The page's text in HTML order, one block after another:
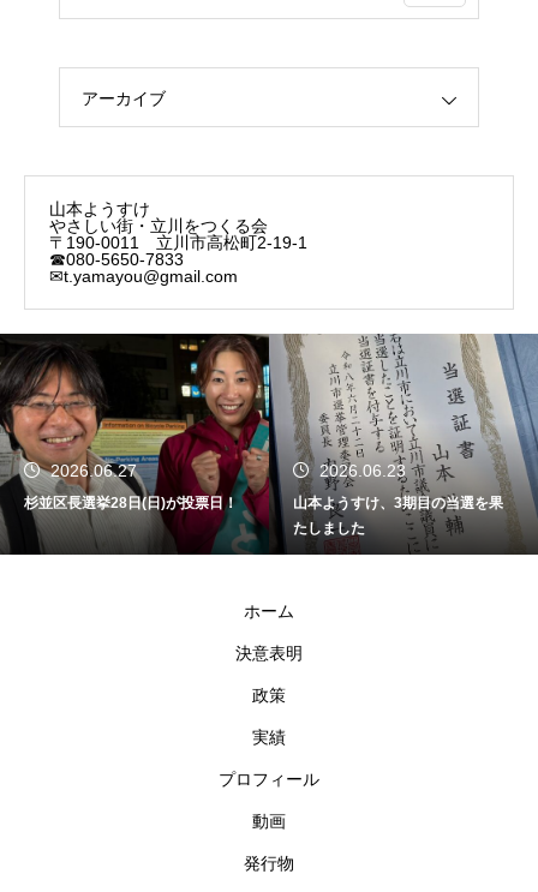
アーカイブ
山本ようすけ
やさしい街・立川をつくる会
〒190-0011 立川市高松町2-19-1
☎080-5650-7833
✉t.yamayou@gmail.com
2026.06.27
杉並区長選挙28日(日)が投票日！
2026.06.23
山本ようすけ、3期目の当選を果
たしました
ホーム
決意表明
政策
実績
プロフィール
動画
発行物